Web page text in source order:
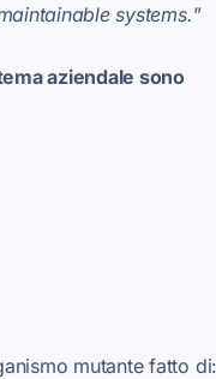
systems.”
aziendale sono
mutante fatto di: